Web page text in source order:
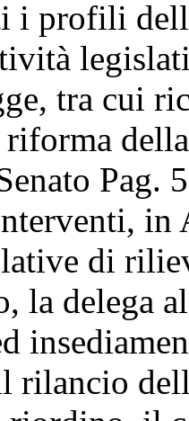
i profili
tra cui
riforma
Pag.
in
di
la delega
rilancio